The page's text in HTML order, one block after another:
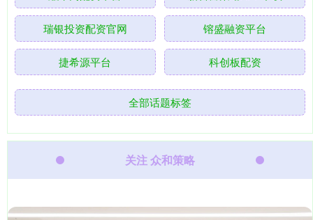
瑞银投资配资官网 镕盛融资平台
捷希源平台 科创板配资
全部话题标签
关注 众和策略